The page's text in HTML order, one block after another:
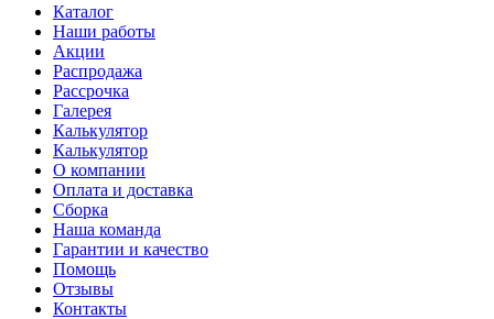
Каталог
Наши работы
Акции
Распродажа
Рассрочка
Галерея
Калькулятор
Калькулятор
О компании
Оплата и доставка
Сборка
Наша команда
Гарантии и качество
Помощь
Отзывы
Контакты